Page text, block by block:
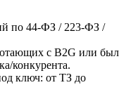
по 44-ФЗ / 223-ФЗ /
с B2G или был
конкурента.
ключ: от ТЗ до